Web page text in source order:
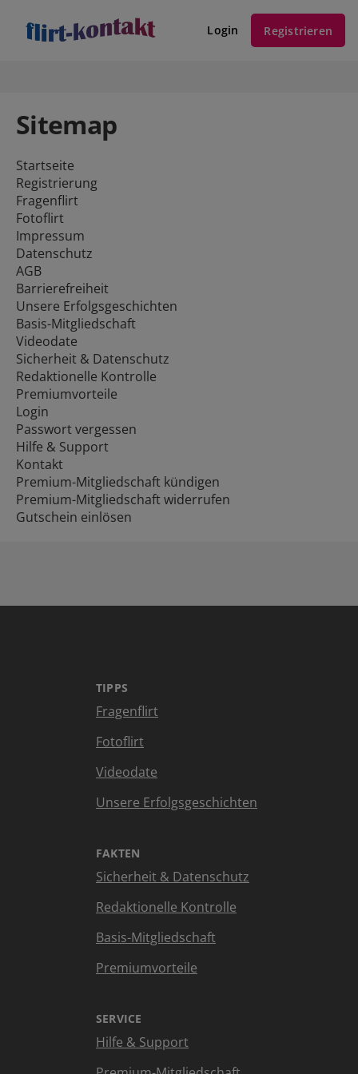
Login Registrieren
Sitemap
Startseite
Registrierung
Fragenflirt
Fotoflirt
Impressum
Datenschutz
AGB
Barrierefreiheit
Unsere Erfolgsgeschichten
Basis-Mitgliedschaft
Videodate
Sicherheit & Datenschutz
Redaktionelle Kontrolle
Premiumvorteile
Login
Passwort vergessen
Hilfe & Support
Kontakt
Premium-Mitgliedschaft kündigen
Premium-Mitgliedschaft widerrufen
Gutschein einlösen
TIPPS
Fragenflirt
Fotoflirt
Videodate
Unsere Erfolgsgeschichten
FAKTEN
Sicherheit & Datenschutz
Redaktionelle Kontrolle
Basis-Mitgliedschaft
Premiumvorteile
SERVICE
Hilfe & Support